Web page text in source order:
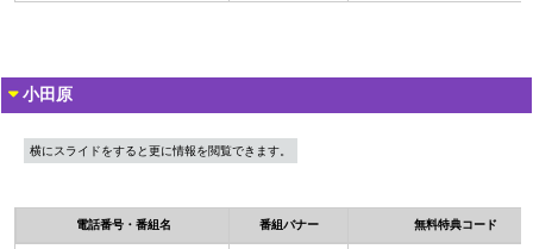
小田原
横にスライドをすると更に情報を閲覧できます。
電話番号・番組名 番組バナー 無料特典コード